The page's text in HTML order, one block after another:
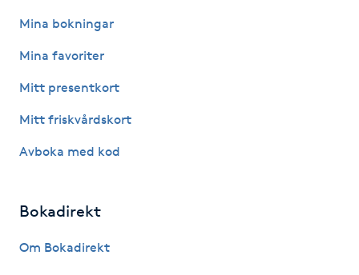
Kosmetisk tatuering
Kroppsinpackning
Mina bokningar
Mina favoriter
Mitt presentkort
Mitt friskvårdskort
Avboka med kod
Bokadirekt
Om Bokadirekt